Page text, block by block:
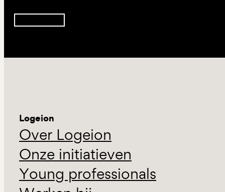
Logeion
Over Logeion
Onze initiatieven
Young professionals